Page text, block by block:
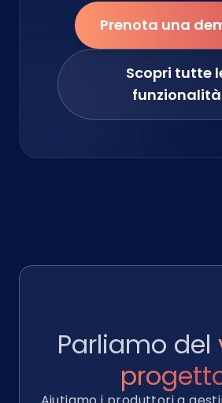
Prenota una
Scopri tutte
funzionalità
Parliamo del